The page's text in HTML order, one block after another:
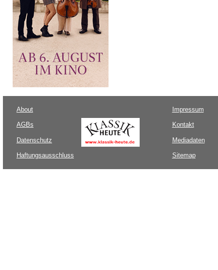
About
AGBs
Datenschutz
Haftungsausschluss
Impressum
Kontakt
Mediadaten
Sitemap